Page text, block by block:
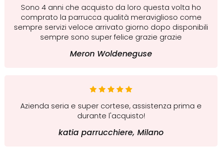
Sono 4 anni che acquisto da loro questa volta ho
comprato la parrucca qualità meraviglioso come
sempre servizi veloce arrivato giorno dopo disponibili
sempre sono super felice grazie grazie
Meron Woldeneguse
Azienda seria e super cortese, assistenza prima e
durante l'acquisto!
katia parrucchiere, Milano